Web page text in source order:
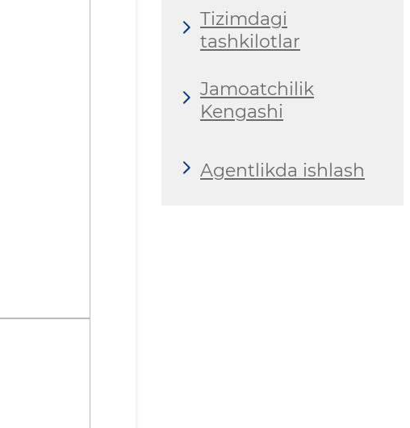
Tizimdagi
tashkilotlar
Jamoatchilik
Kengashi
Agentlikda ishlash